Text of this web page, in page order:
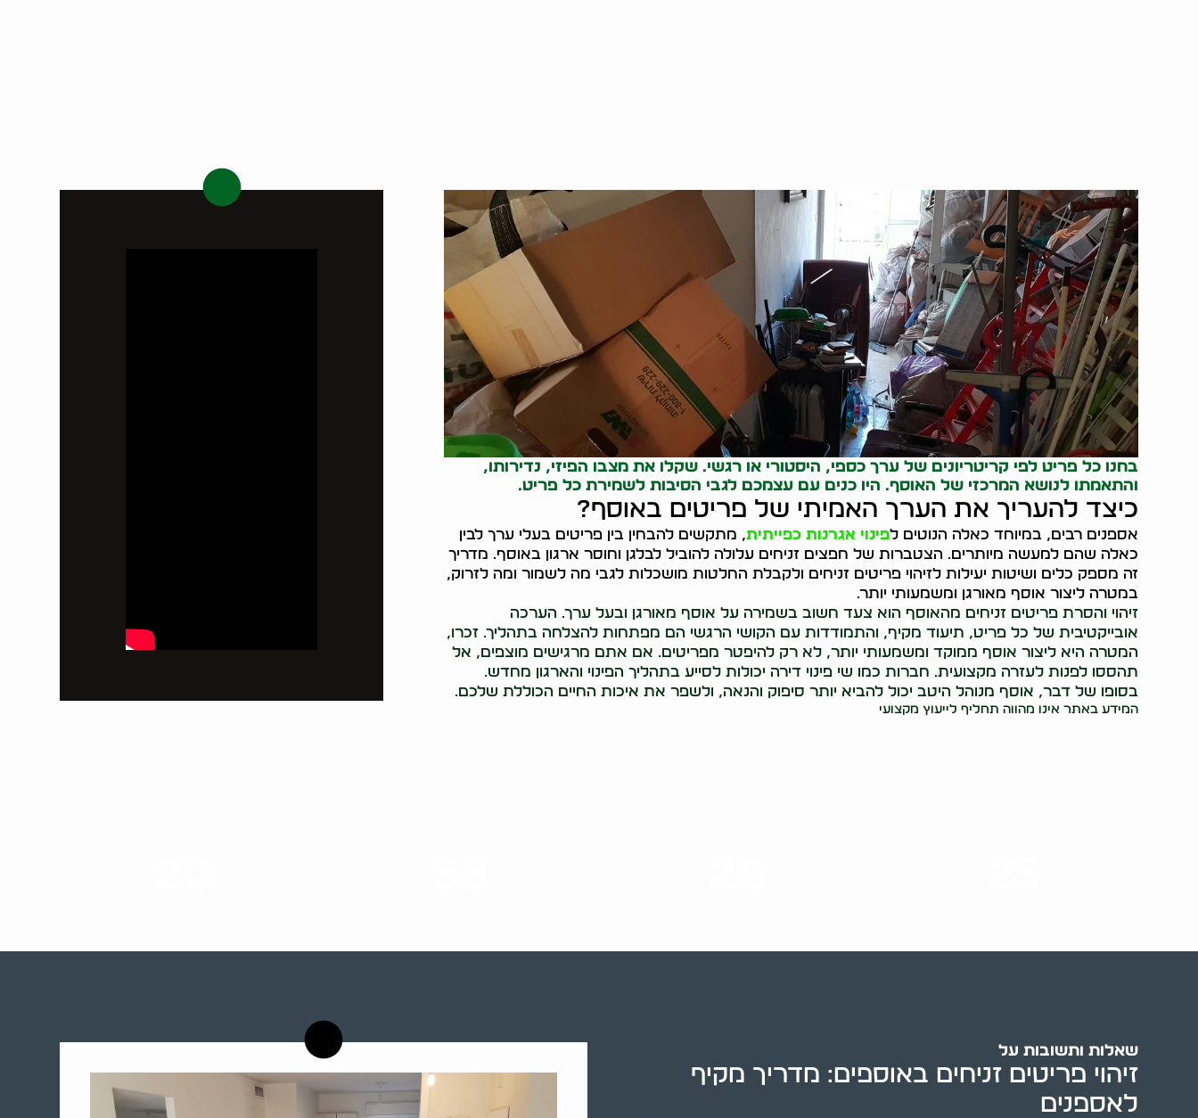
בחנו כל פריט לפי קריטריונים של ערך כספי, היסטורי או רגשי. שקלו את מצבו הפיזי, נדירותו,
והתאמתו לנושא המרכזי של האוסף. היו כנים עם עצמכם לגבי הסיבות לשמירת כל פריט.
כיצד להעריך את הערך האמיתי של פריטים באוסף?
אספנים רבים, במיוחד כאלה הנוטים לפינוי אגרנות כפייתית, מתקשים להבחין בין פריטים בעלי ערך לבין
כאלה שהם למעשה מיותרים. הצטברות של חפצים זניחים עלולה להוביל לבלגן וחוסר ארגון באוסף. מדריך
זה מספק כלים ושיטות יעילות לזיהוי פריטים זניחים ולקבלת החלטות מושכלות לגבי מה לשמור ומה לזרוק,
במטרה ליצור אוסף מאורגן ומשמעותי יותר.
זיהוי והסרת פריטים זניחים מהאוסף הוא צעד חשוב בשמירה על אוסף מאורגן ובעל ערך. הערכה
אובייקטיבית של כל פריט, תיעוד מקיף, והתמודדות עם הקושי הרגשי הם מפתחות להצלחה בתהליך. זכרו,
המטרה היא ליצור אוסף ממוקד ומשמעותי יותר, לא רק להיפטר מפריטים. אם אתם מרגישים מוצפים, אל
תהססו לפנות לעזרה מקצועית. חברות כמו שי פינוי דירה יכולות לסייע בתהליך הפינוי והארגון מחדש.
בסופו של דבר, אוסף מנוהל היטב יכול להביא יותר סיפוק והנאה, ולשפר את איכות החיים הכוללת שלכם.
המידע באתר אינו מהווה תחליף לייעוץ מקצועי
שאלות ותשובות על
זיהוי פריטים זניחים באוספים: מדריך מקיף
לאספנים